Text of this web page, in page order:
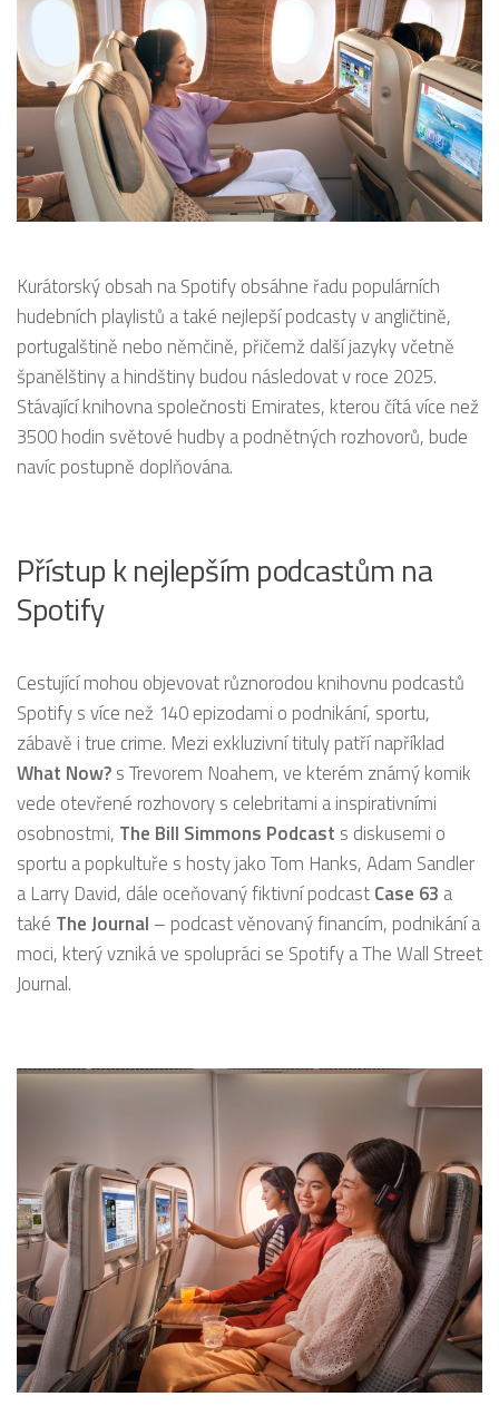
Kurátorský obsah na Spotify obsáhne řadu populárních
hudebních playlistů a také nejlepší podcasty v angličtině,
portugalštině nebo němčině, přičemž další jazyky včetně
španělštiny a hindštiny budou následovat v roce 2025.
Stávající knihovna společnosti Emirates, kterou čítá více než
3500 hodin světové hudby a podnětných rozhovorů, bude
navíc postupně doplňována.
Přístup k nejlepším podcastům na
Spotify
Cestující mohou objevovat různorodou knihovnu podcastů
Spotify s více než 140 epizodami o podnikání, sportu,
zábavě i true crime. Mezi exkluzivní tituly patří například
What Now?s Trevorem Noahem, ve kterém známý komik
vede otevřené rozhovory s celebritami a inspirativními
osobnostmi, The Bill Simmons Podcast s diskusemi o
sportu a popkultuře s hosty jako Tom Hanks, Adam Sandler
a Larry David, dále oceňovaný fiktivní podcastCase 63 a
také The Journal – podcast věnovaný financím, podnikání a
moci, který vzniká ve spolupráci se Spotify a The Wall Street
Journal.